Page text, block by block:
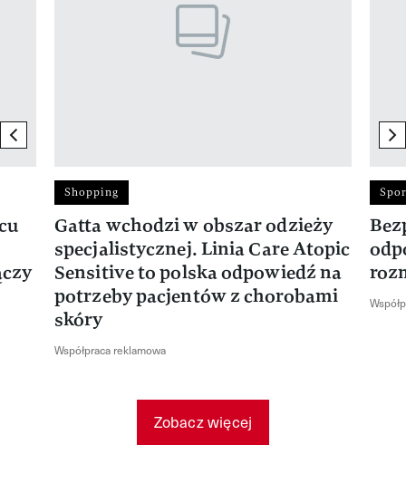
previous element
Shopping
Gatta wchodzi w obszar odzieży
specjalistycznej. Linia Care Atopic
Sensitive to polska odpowiedź na
potrzeby pacjentów z chorobami
skóry
Współpraca reklamowa
Zobacz więcej